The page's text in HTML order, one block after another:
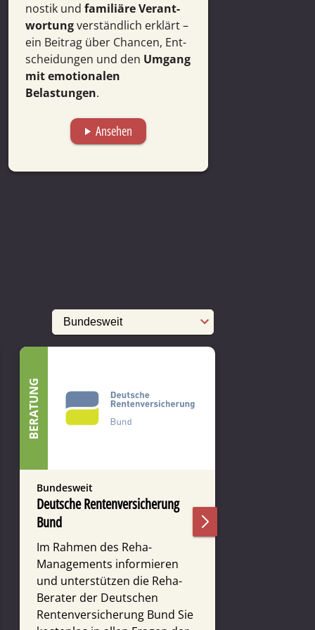
nostik und familiäre Verant­
wor­tungver­ständ­lich erklärt –
ein Beitrag über Chancen, Ent­
schei­dungen und den Umgang
mit emotio­nalen
Belastungen.
play_arrow Ansehen
BERATUNG
Bundesweit
Deutsche Rentenversicherung
Bund
Im Rahmen des Reha-
Managements infor­mieren
und unter­stützen die Reha-
Berater der Deutschen
Renten­ver­siche­rung Bund Sie